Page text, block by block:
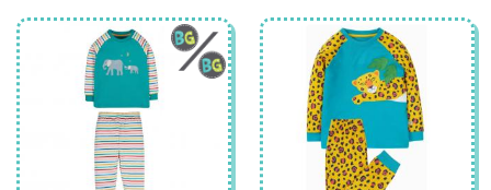
multe
variații.
Opțiunile
pot
fi
alese
în
pagina
produsului.
fi
în